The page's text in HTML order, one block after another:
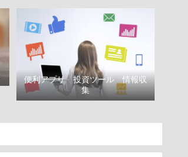
便利アプリ 投資ツール 情報収
集